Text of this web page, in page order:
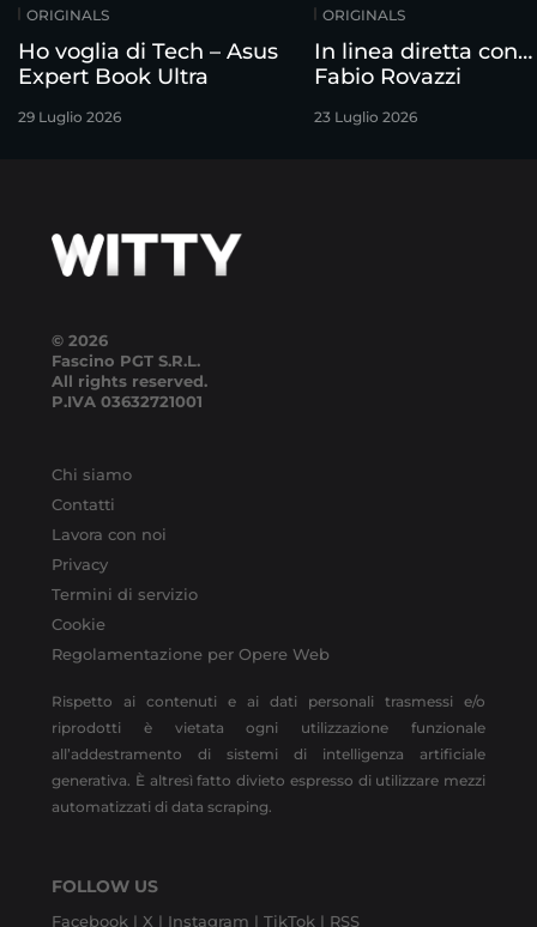
ORIGINALS
Ho voglia di Tech – Asus
Expert Book Ultra
29 Luglio 2026
ORIGINALS
In linea diretta con…
Fabio Rovazzi
23 Luglio 2026
© 2026
Fascino PGT S.R.L.
All rights reserved.
P.IVA 03632721001
Chi siamo
Contatti
Lavora con noi
Privacy
Termini di servizio
Cookie
Regolamentazione per Opere Web
Rispetto ai contenuti e ai dati personali trasmessi e/o
riprodotti è vietata ogni utilizzazione funzionale
all’addestramento di sistemi di intelligenza artificiale
generativa. È altresì fatto divieto espresso di utilizzare mezzi
automatizzati di data scraping.
FOLLOW US
Facebook | X | Instagram | TikTok | RSS